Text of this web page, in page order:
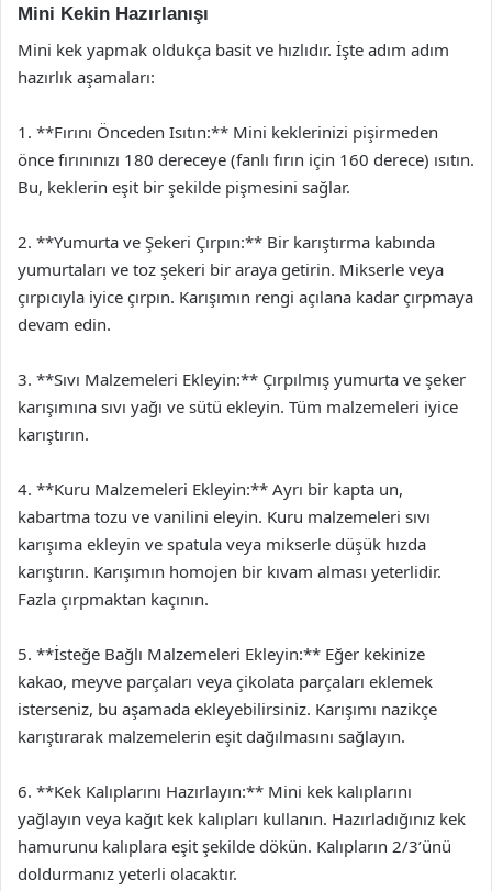
Mini Kekin Hazırlanışı
Mini kek yapmak oldukça basit ve hızlıdır. İşte adım adım
hazırlık aşamaları:
1. **Fırını Önceden Isıtın:** Mini keklerinizi pişirmeden
önce fırınınızı 180 dereceye (fanlı fırın için 160 derece) ısıtın.
Bu, keklerin eşit bir şekilde pişmesini sağlar.
2. **Yumurta ve Şekeri Çırpın:** Bir karıştırma kabında
yumurtaları ve toz şekeri bir araya getirin. Mikserle veya
çırpıcıyla iyice çırpın. Karışımın rengi açılana kadar çırpmaya
devam edin.
3. **Sıvı Malzemeleri Ekleyin:** Çırpılmış yumurta ve şeker
karışımına sıvı yağı ve sütü ekleyin. Tüm malzemeleri iyice
karıştırın.
4. **Kuru Malzemeleri Ekleyin:** Ayrı bir kapta un,
kabartma tozu ve vanilini eleyin. Kuru malzemeleri sıvı
karışıma ekleyin ve spatula veya mikserle düşük hızda
karıştırın. Karışımın homojen bir kıvam alması yeterlidir.
Fazla çırpmaktan kaçının.
5. **İsteğe Bağlı Malzemeleri Ekleyin:** Eğer kekinize
kakao, meyve parçaları veya çikolata parçaları eklemek
isterseniz, bu aşamada ekleyebilirsiniz. Karışımı nazikçe
karıştırarak malzemelerin eşit dağılmasını sağlayın.
6. **Kek Kalıplarını Hazırlayın:** Mini kek kalıplarını
yağlayın veya kağıt kek kalıpları kullanın. Hazırladığınız kek
hamurunu kalıplara eşit şekilde dökün. Kalıpların 2/3’ünü
doldurmanız yeterli olacaktır.